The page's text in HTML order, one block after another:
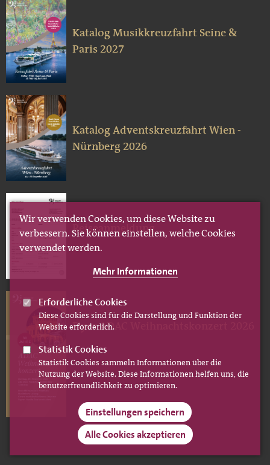
Katalog Musikkreuzfahrt Seine &
Paris 2027
Katalog Adventskreuzfahrt Wien -
Nürnberg 2026
Reiseanmeldung
Flyer ADAC Weihnachtskonzert 2026
Wir verwenden Cookies, um diese Website zu
verbessern. Sie können einstellen, welche Cookies
verwendet werden.
Mehr Informationen
Erforderliche Cookies
Diese Cookies sind für die Darstellung und Funktion der
Website erforderlich.
Statistik Cookies
Statistik Cookies sammeln Informationen über die
Nutzung der Website. Diese Informationen helfen uns, die
benutzerfreundlichkeit zu optimieren.
Einstellungen speichern
Alle Cookies akzeptieren